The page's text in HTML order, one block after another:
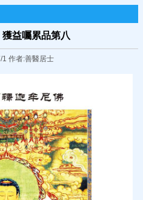
益囑累品第八
1 作者:善醫居士